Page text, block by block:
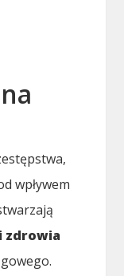
wpływem
zdrowia